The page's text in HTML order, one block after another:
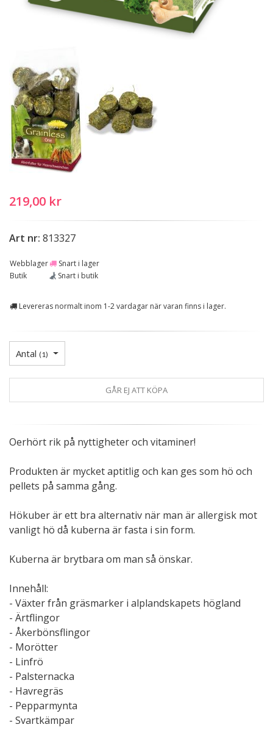
219,00 kr
Art nr: 813327
Webblager
Snart i lager
Butik
Snart i butik
Levereras normalt inom 1-2 vardagar när varan finns i lager.
Antal (1)
GÅR EJ ATT KÖPA
Oerhört rik på nyttigheter och vitaminer!
Produkten är mycket aptitlig och kan ges som hö och
pellets på samma gång.
Hökuber är ett bra alternativ när man är allergisk mot
vanligt hö då kuberna är fasta i sin form.
Kuberna är brytbara om man så önskar.
Innehåll:
- Växter från gräsmarker i alplandskapets högland
- Ärtflingor
- Åkerbönsflingor
- Morötter
- Linfrö
- Palsternacka
- Havregräs
- Pepparmynta
- Svartkämpar